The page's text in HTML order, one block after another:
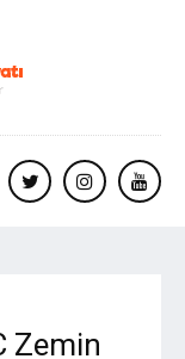
twitterinstagram
Zemin